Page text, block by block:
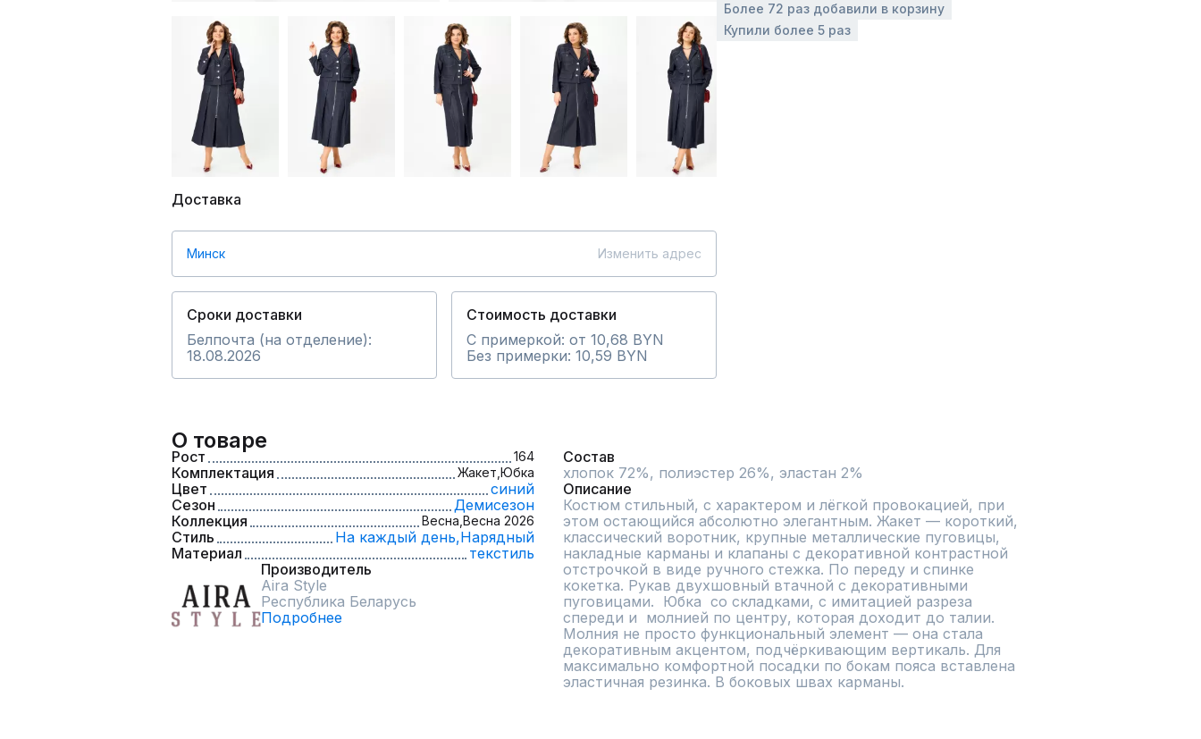
Доставка
Минск Изменить адрес
Сроки доставки
Белпочта (на отделение):
18.08.2026
Стоимость доставки
С примеркой: от 10,68 BYN
Без примерки: 10,59 BYN
Более 72 раз добавили в корзину
Купили более 5 раз
О товаре
Рост 164
Комплектация Жакет, Юбка
Цвет
синий
Сезон
Демисезон
Коллекция
Весна, Весна 2026
Стиль На каждый день,Нарядный
Материал
текстиль
Производитель
Aira Style
Республика Беларусь
Подробнее
Состав
хлопок 72%, полиэстер 26%, эластан 2%
Описание
Костюм стильный, с характером и лёгкой провокацией, при
этом остающийся абсолютно элегантным. Жакет — короткий,
классический воротник, крупные металлические пуговицы,
накладные карманы и клапаны с декоративной контрастной
отстрочкой в виде ручного стежка. По переду и спинке
кокетка. Рукав двухшовный втачной с декоративными
пуговицами.  Юбка  со складками, с имитацией разреза
спереди и  молнией по центру, которая доходит до талии.
Молния не просто функциональный элемент — она стала
декоративным акцентом, подчёркивающим вертикаль. Для
максимально комфортной посадки по бокам пояса вставлена
эластичная резинка. В боковых швах карманы.